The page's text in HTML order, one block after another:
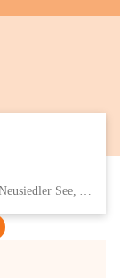
Eisenstädter Straße 18, 7091 Breitenbrunn am Neusiedler See, AUT